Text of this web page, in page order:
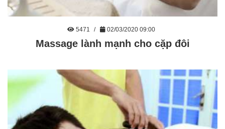
5471 02/03/2020 09:00
Massage lành mạnh cho cặp đôi